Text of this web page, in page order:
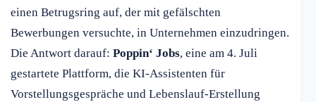
einen Betrugsring auf, der mit gefälschten
Bewerbungen versuchte, in Unternehmen einzudringen.
Die Antwort darauf: Poppin‘ Jobs, eine am 4. Juli
gestartete Plattform, die KI-Assistenten für
Vorstellungsgespräche und Lebenslauf-Erstellung